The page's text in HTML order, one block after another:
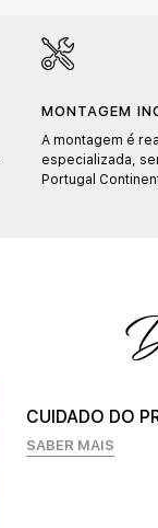
MONTAGEM
A montagem é
especializada,
Portugal
CUIDADO DO
SABER MAIS